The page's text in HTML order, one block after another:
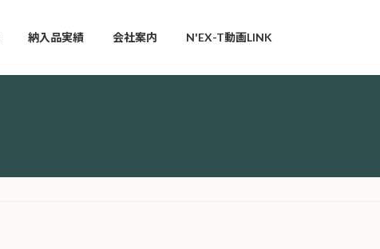
納入品実績 会社案内 N'EX-T動画LINK